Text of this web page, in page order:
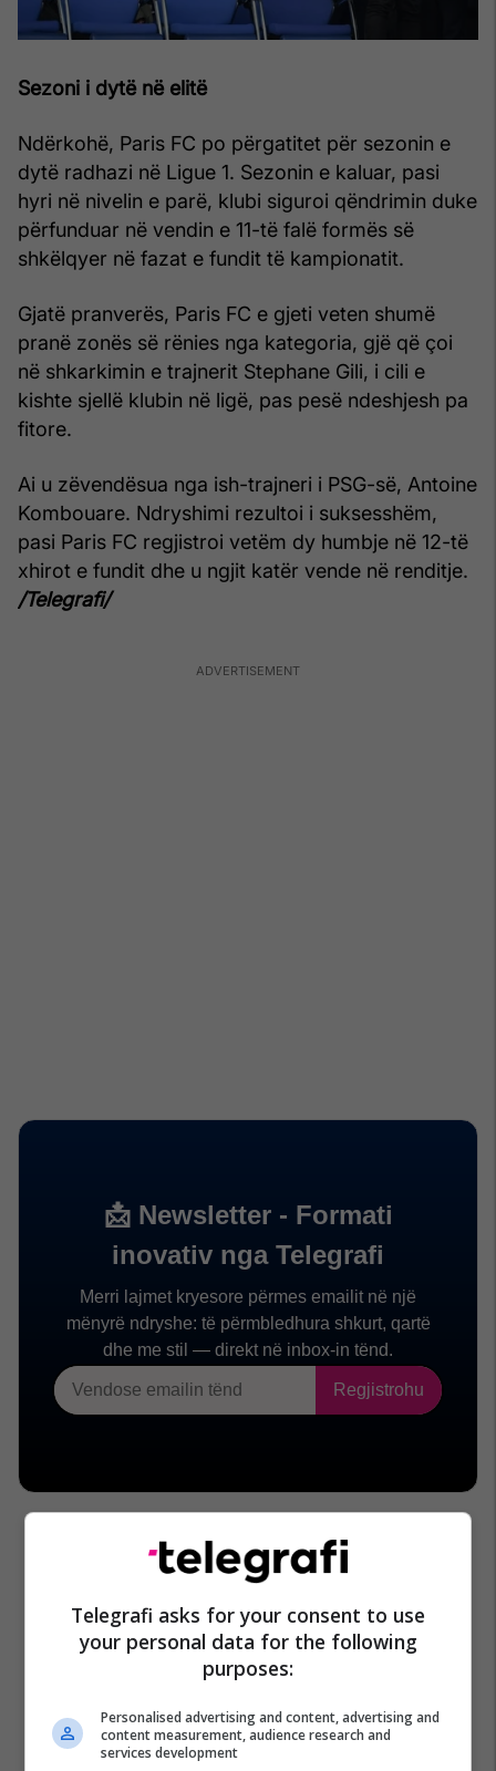
Sezoni i dytë në elitë
Ndërkohë, Paris FC po përgatitet për sezonin e
dytë radhazi në Ligue 1. Sezonin e kaluar, pasi
hyri në nivelin e parë, klubi siguroi qëndrimin duke
përfunduar në vendin e 11-të falë formës së
shkëlqyer në fazat e fundit të kampionatit.
Gjatë pranverës, Paris FC e gjeti veten shumë
pranë zonës së rënies nga kategoria, gjë që çoi
në shkarkimin e trajnerit Stephane Gili, i cili e
kishte sjellë klubin në ligë, pas pesë ndeshjesh pa
fitore.
Ai u zëvendësua nga ish-trajneri i PSG-së, Antoine
Kombouare. Ndryshimi rezultoi i suksesshëm,
pasi Paris FC regjistroi vetëm dy humbje në 12-të
xhirot e fundit dhe u ngjit katër vende në renditje.
/Telegrafi/
Telegrafi asks for your consent to use
your personal data for the following
purposes:
Personalised advertising and content, advertising and
content measurement, audience research and
services development